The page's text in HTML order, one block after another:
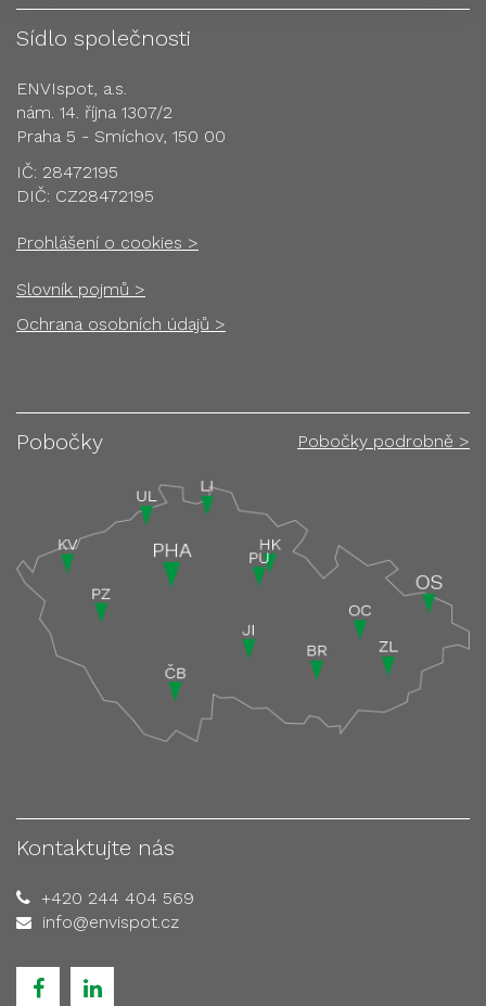
Sídlo společnosti
ENVIspot, a.s.
nám. 14. října 1307/2
Praha 5 - Smíchov, 150 00
IČ: 28472195
DIČ: CZ28472195
Prohlášení o cookies >
Slovník pojmů >
Ochrana osobních údajů >
Pobočky Pobočky podrobně >
Kontaktujte nás
+420 244 404 569
info@envispot.cz